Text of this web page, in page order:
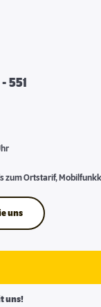
551
zum Ortstarif,
uns
uns!